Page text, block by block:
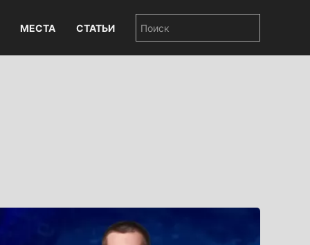
МЕСТА СТАТЬИ